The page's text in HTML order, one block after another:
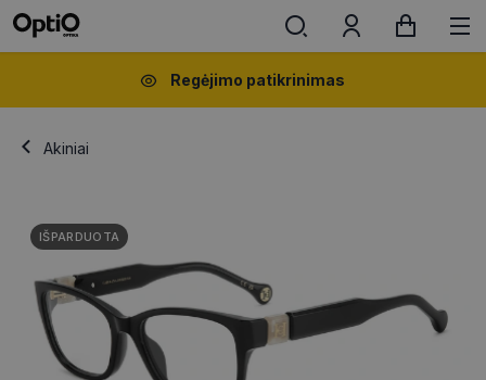
Regėjimo patikrinimas
Akiniai
IŠPARDUOTA